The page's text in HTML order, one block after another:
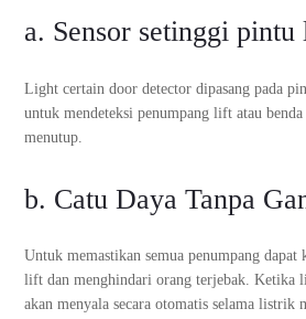
a. Sensor setinggi
Light certain door detector dipasang pada
untuk mendeteksi penumpang lift atau
menutup.
b. Catu Daya Tanpa
Untuk memastikan semua penumpang dapat
lift dan menghindari orang terjebak. Ketika
akan menyala secara otomatis selama